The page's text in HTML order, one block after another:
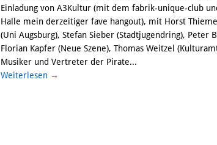
Einladung von A3Kultur (mit dem fabrik-unique-club
Halle mein derzeitiger fave hangout), mit Horst Thieme
(Uni Augsburg), Stefan Sieber (Stadtjugendring), Peter
Florian Kapfer (Neue Szene), Thomas Weitzel
Musiker und Vertreter der Pirate...
Weiterlesen →